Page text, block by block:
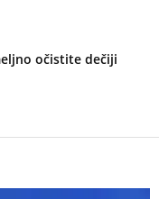
očistite dečiji